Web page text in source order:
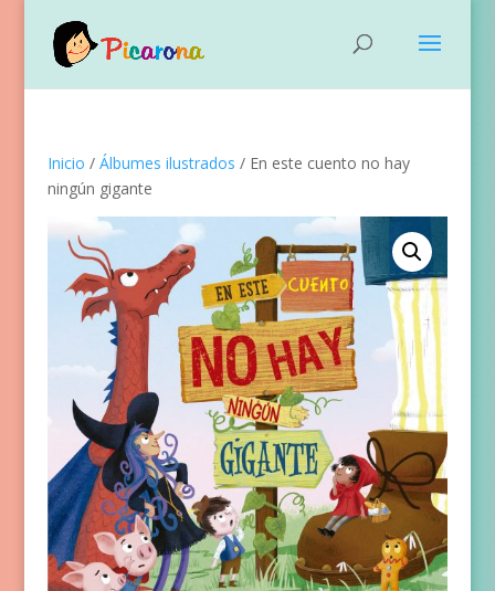
Inicio / Álbumes ilustrados / En este cuento no hay
ningún gigante